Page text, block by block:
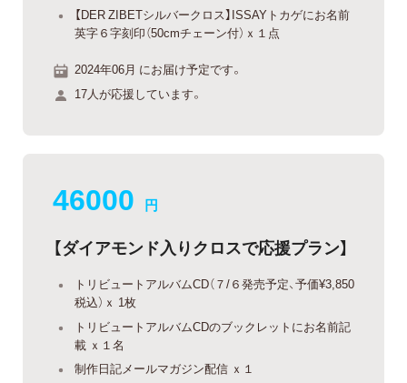
【DER ZIBETシルバークロス】ISSAYトカゲにお名前
英字６字刻印（50cmチェーン付）ｘ１点
2024年06月 にお届け予定です。
17人が応援しています。
46000 円
【ダイアモンド入りクロスで応援プラン】
トリビュートアルバムCD（７/６発売予定、予価¥3,850
税込）ｘ 1枚
トリビュートアルバムCDのブックレットにお名前記
載 ｘ１名
制作日記メールマガジン配信 ｘ１